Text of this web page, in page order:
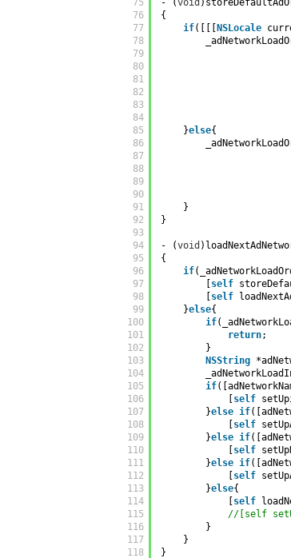
75
76
77
78
79
80
81
82
83
84
85
86
87
88
89
90
91
92
93
94
95
96
97
98
99
100
101
102
103
104
105
106
107
108
109
110
111
112
113
114
115
116
117
118
- (void
{
if([[[ NSLocale
}else{
}
}
- (void
{
if
self
self
}else{
if
return;
}
NSString
if
self
}else if
self
}else if
self
}else if
self
}else{
self
//[self
}
}
}